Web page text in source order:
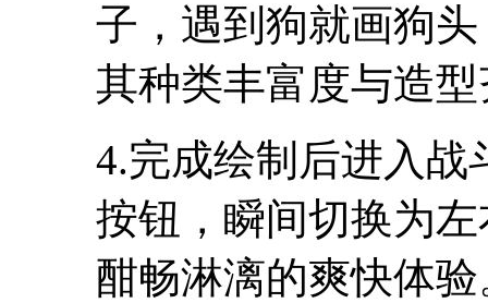
子，遇到狗就画狗
其种类丰富度与造
4.完成绘制后进入战
按钮，瞬间切换为
酣畅淋漓的爽快体验